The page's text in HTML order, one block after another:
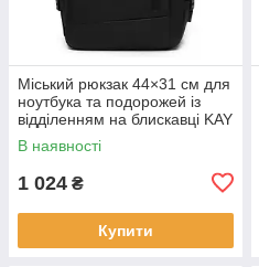
Міський рюкзак 44×31 см для
ноутбука та подорожей із
відділенням на блискавці KAY
В наявності
1 024 ₴
Купити